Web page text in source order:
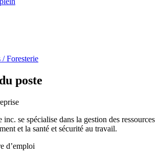
Foresterie
poste
se spécialise dans la gestion des ressources
et la santé et sécurité au travail.
d’emploi